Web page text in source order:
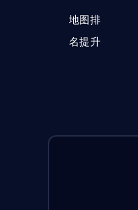
地图排
名提升